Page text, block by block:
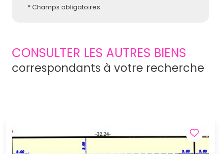
* Champs obligatoires
CONSULTER LES AUTRES BIENS
correspondants à votre recherche